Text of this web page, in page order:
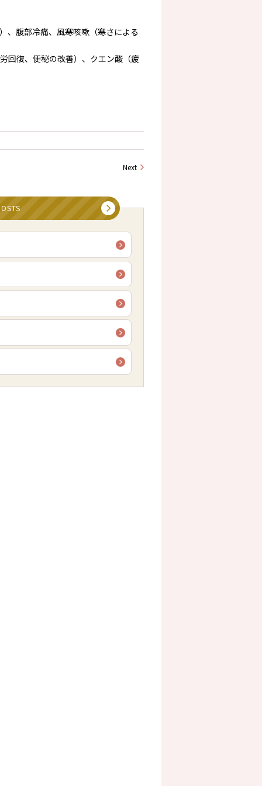
、腹部冷痛、風寒咳嗽（寒さによる
回復、便秘の改善）、クエン酸（疲
Next